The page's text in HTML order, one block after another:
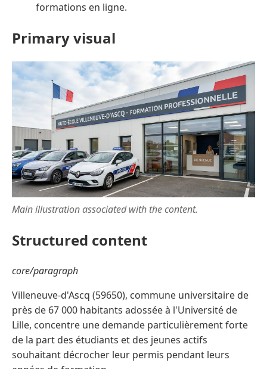
formations en ligne.
Primary visual
Main illustration associated with the content.
Structured content
core/paragraph
Villeneuve-d'Ascq (59650), commune universitaire de
près de 67 000 habitants adossée à l'Université de
Lille, concentre une demande particulièrement forte
de la part des étudiants et des jeunes actifs
souhaitant décrocher leur permis pendant leurs